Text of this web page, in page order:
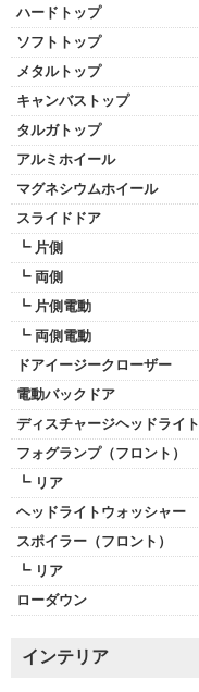
ハードトップ
ソフトトップ
メタルトップ
キャンバストップ
タルガトップ
アルミホイール
マグネシウムホイール
スライドドア
┗ 片側
┗ 両側
┗ 片側電動
┗ 両側電動
ドアイージークローザー
電動バックドア
ディスチャージヘッドライト
フォグランプ（フロント）
┗ リア
ヘッドライトウォッシャー
スポイラー（フロント）
┗ リア
ローダウン
インテリア